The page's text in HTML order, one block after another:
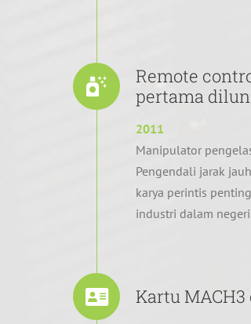
Remote
pertama
2011
Manipulator
Pengendali jarak
karya perintis
industri dalam negeri.
Kartu